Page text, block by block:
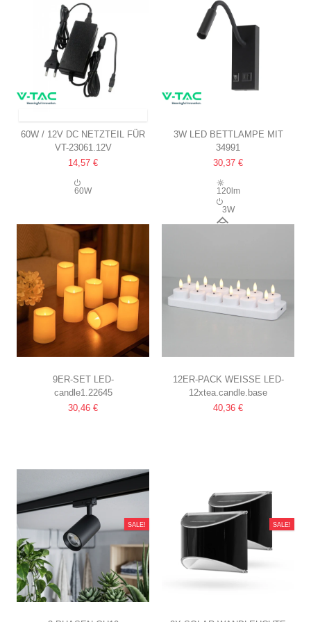
60W / 12V DC NETZTEIL FÜR
LED-STREIFEN
5A, IP44 FEUCHTRAUM
VT-23061.12V
14,57 €
60W
3W LED BETTLAMPE MIT
USB-A UND USB-C
LADEANSCHLUSS
CREE CHIP, SCHWARZ, INKL.
LEUCHTMITTEL
34991
30,37 €
120lm
3W
9ER-SET LED-
AUSSENKERZEN, F
ERNBEDIENUNG, Ø5,5CM
candle1.22645
30,46 €
12ER-PACK WEISSE LED-T
EELICHTER INKL. L
ADESTATION
12xtea.candle.base
40,36 €
SALE! SALE!